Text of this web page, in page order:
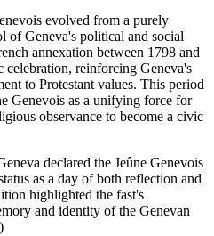
evolved from a purely
of Geneva's political and social
annexation between 1798 and
celebration, reinforcing Geneva's
to Protestant values. This period
Genevois as a unifying force for
observance to become a civic
declared the Jeûne Genevois
as a day of both reflection and
highlighted the fast's
and identity of the Genevan
)